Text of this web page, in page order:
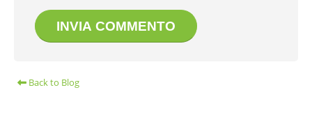
Back to Blog